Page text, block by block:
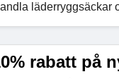
läderryggsäckar
rabatt på